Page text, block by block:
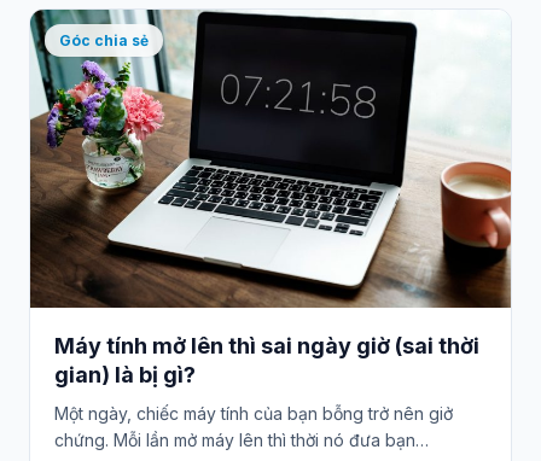
Góc chia sẻ
Máy tính mở lên thì sai ngày giờ (sai thời
gian) là bị gì?
Một ngày, chiếc máy tính của bạn bỗng trở nên giở
chứng. Mỗi lần mở máy lên thì thời nó đưa bạn…